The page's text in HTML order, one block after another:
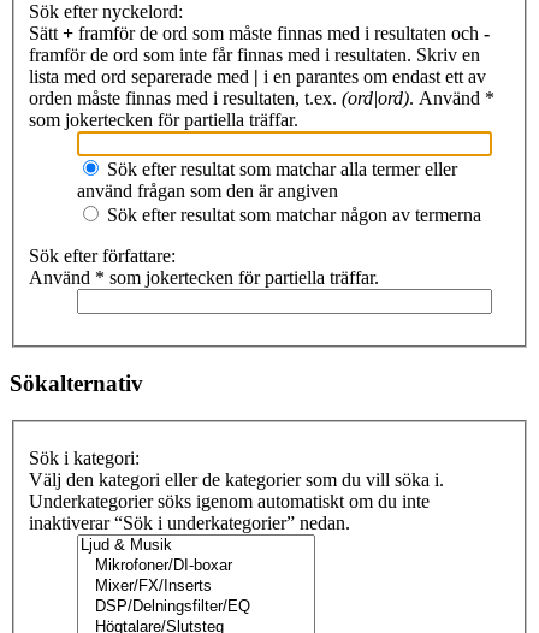
Sök efter nyckelord:
Sätt + framför de ord som måste finnas med i resultaten och -
framför de ord som inte får finnas med i resultaten. Skriv en
lista med ord separerade med | i en parantes om endast ett av
orden måste finnas med i resultaten, t.ex. (ord|ord). Använd *
som jokertecken för partiella träffar.
Sök efter resultat som matchar alla termer eller
använd frågan som den är angiven
Sök efter resultat som matchar någon av termerna
Sök efter författare:
Använd * som jokertecken för partiella träffar.
Sökalternativ
Sök i kategori:
Välj den kategori eller de kategorier som du vill söka i.
Underkategorier söks igenom automatiskt om du inte
inaktiverar “Sök i underkategorier” nedan.